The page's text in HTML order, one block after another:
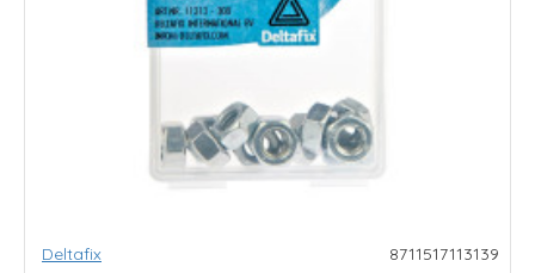
Deltafix 8711517113139